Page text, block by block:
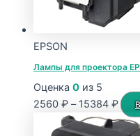
EPSON
Лампы для проектора
Оценка 0 из 5
2560 ₽ – 15384 ₽
цен: